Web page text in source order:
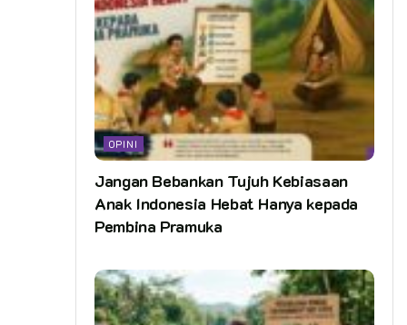
OPINI
Jangan Bebankan Tujuh Kebiasaan
Anak Indonesia Hebat Hanya kepada
Pembina Pramuka